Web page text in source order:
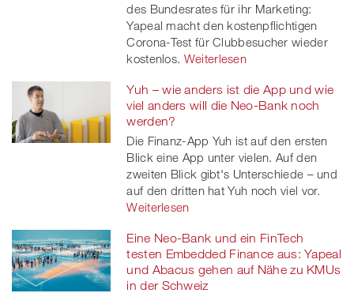
des Bundesrates für ihr Marketing:
Yapeal macht den kostenpflichtigen
Corona-Test für Clubbesucher wieder
kostenlos. Weiterlesen
Yuh – wie anders ist die App und wie
viel anders will die Neo-Bank noch
werden?
Die Finanz-App Yuh ist auf den ersten
Blick eine App unter vielen. Auf den
zweiten Blick gibt's Unterschiede – und
auf den dritten hat Yuh noch viel vor.
Weiterlesen
Eine Neo-Bank und ein FinTech
testen Embedded Finance aus: Yapeal
und Abacus gehen auf Nähe zu KMUs
in der Schweiz